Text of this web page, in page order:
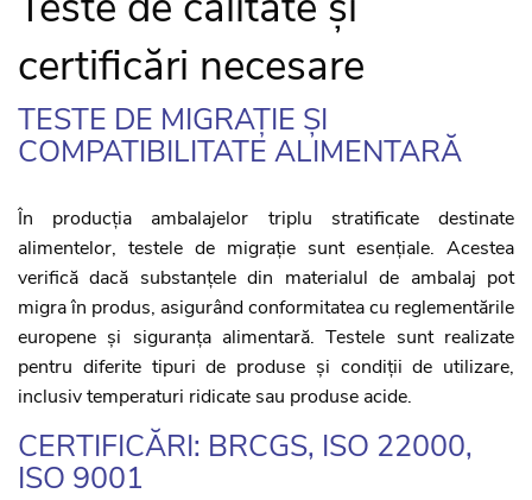
certificări necesare
TESTE DE MIGRAȚIE ȘI
COMPATIBILITATE ALIMENTARĂ
În producția ambalajelor triplu stratificate destinate
alimentelor, testele de migrație sunt esențiale. Acestea
verifică dacă substanțele din materialul de ambalaj pot
migra în produs, asigurând conformitatea cu reglementările
europene și siguranța alimentară. Testele sunt realizate
pentru diferite tipuri de produse și condiții de utilizare,
inclusiv temperaturi ridicate sau produse acide.
CERTIFICĂRI: BRCGS, ISO 22000,
ISO 9001